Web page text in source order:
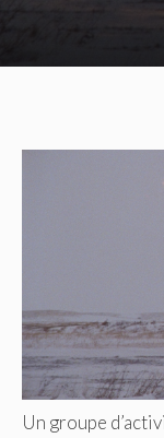
Un groupe